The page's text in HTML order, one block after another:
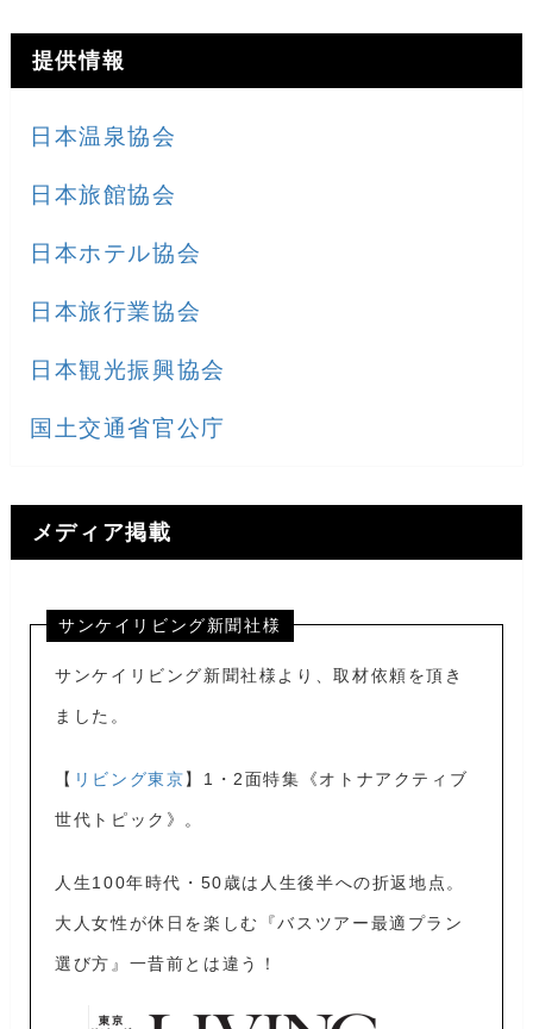
提供情報
日本温泉協会
日本旅館協会
日本ホテル協会
日本旅行業協会
日本観光振興協会
国土交通省官公庁
メディア掲載
サンケイリビング新聞社様
サンケイリビング新聞社様より、取材依頼を頂き
ました。
【 リビング東京】1・2面特集《オトナアクティブ
世代トピック》。
人生100年時代・50歳は人生後半への折返地点。
大人女性が休日を楽しむ『バスツアー最適プラン
選び方』一昔前とは違う！